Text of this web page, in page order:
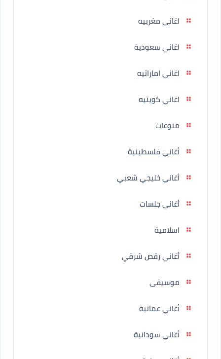
اغاني مغربيه
اغاني سعودية
اغاني اماراتيه
اغاني كويتيه
منوعات
أغاني فلسطينية
أغاني خليجي شعبي
أغاني جلسات
اسلامية
أغاني رقص شرقي
موسيقى
أغاني عمانية
أغاني سودانية